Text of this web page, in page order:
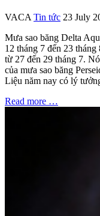
VACA Tin tức 23 July
Mưa sao băng Delta
12 tháng 7 đến 23
từ 27 đến 29 tháng 7.
của mưa sao băng
Liệu năm nay có lý
Read more …